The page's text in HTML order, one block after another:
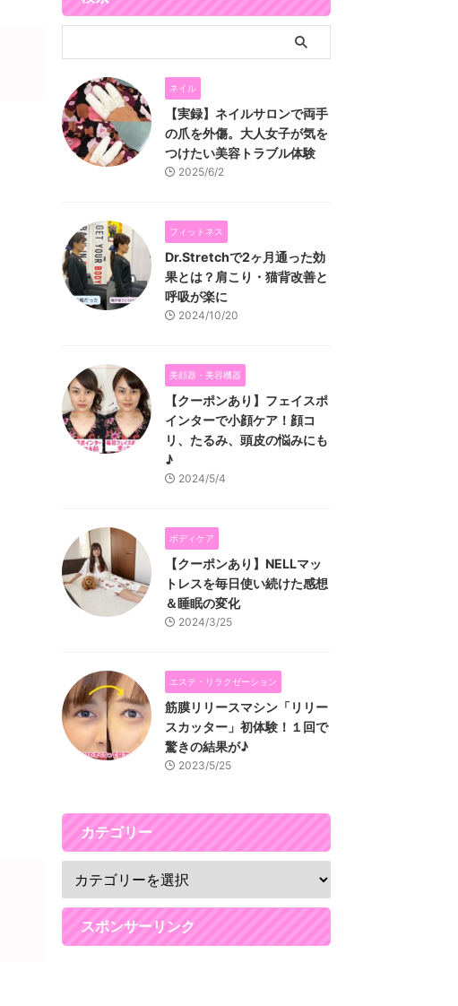
ネイル
【実録】ネイルサロンで両手
の爪を外傷。大人女子が気を
つけたい美容トラブル体験
2025/6/2
フィットネス
Dr.Stretchで2ヶ月通った効
果とは？肩こり・猫背改善と
呼吸が楽に
2024/10/20
美顔器・美容機器
【クーポンあり】フェイスポ
インターで小顔ケア！顔コ
リ、たるみ、頭皮の悩みにも
♪
2024/5/4
ボディケア
【クーポンあり】NELLマッ
トレスを毎日使い続けた感想
＆睡眠の変化
2024/3/25
エステ・リラクゼーション
筋膜リリースマシン「リリー
スカッター」初体験！１回で
驚きの結果が♪
2023/5/25
カテゴリー
スポンサーリンク